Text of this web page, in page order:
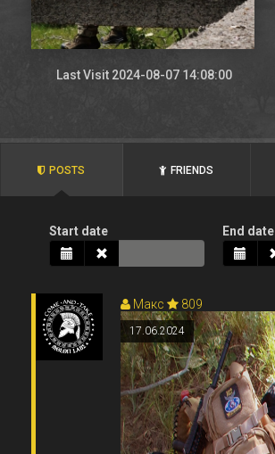
Last Visit 2024-08-07 14:08:00
POSTS FRIENDS
Start date End date
Макс 809
17.06.2024